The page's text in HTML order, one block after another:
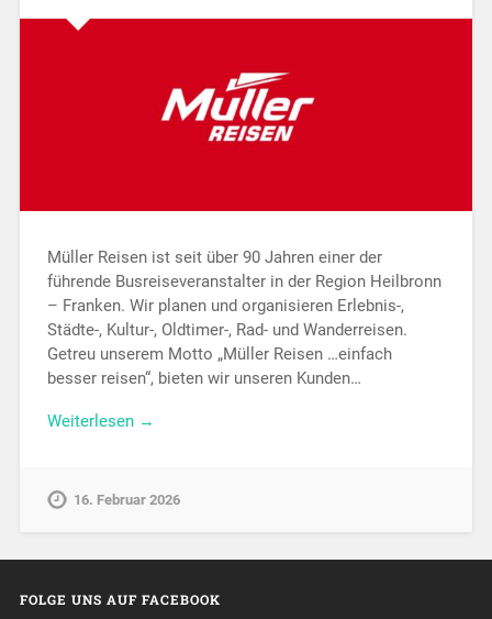
Müller Reisen ist seit über 90 Jahren einer der
führende Busreiseveranstalter in der Region Heilbronn
– Franken. Wir planen und organisieren Erlebnis-,
Städte-, Kultur-, Oldtimer-, Rad- und Wanderreisen.
Getreu unserem Motto „Müller Reisen …einfach
besser reisen“, bieten wir unseren Kunden…
Weiterlesen →
16. Februar 2026
FOLGE UNS AUF FACEBOOK